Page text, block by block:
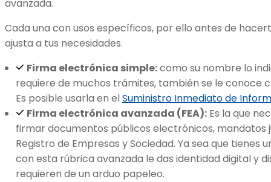
avanzada.
Cada una con usos específicos, por ello antes de
ajusta a tus necesidades.
Firma electrónica simple:como su nombre lo
requiere de muchos trámites, también se le conoce
Es posible usarla en elSuministro Inmediato de
Firma electrónica avanzada (FEA):Es la que
firmar documentos públicos electrónicos, mandatos
Registro de Empresas y Sociedad. Ya sea que tienes
con esta rúbrica avanzada le das identidad digital y
requieren de un arduo papeleo.